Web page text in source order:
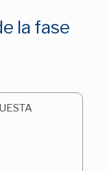
la fase